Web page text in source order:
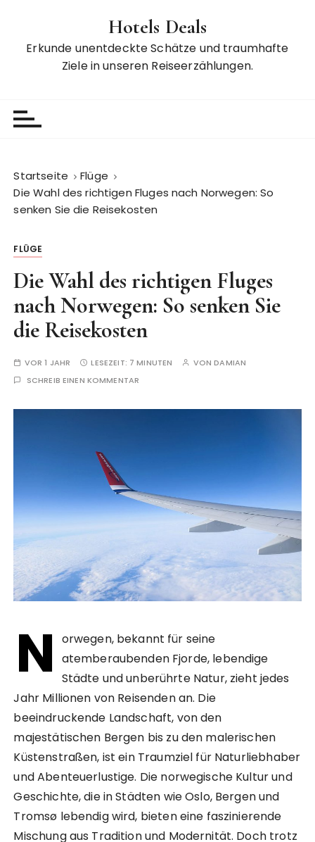
Hotels Deals
Erkunde unentdeckte Schätze und traumhafte
Ziele in unseren Reiseerzählungen.
Startseite
Flüge
Die Wahl des richtigen Fluges nach Norwegen: So
senken Sie die Reisekosten
FLÜGE
Die Wahl des richtigen Fluges
nach Norwegen: So senken Sie
die Reisekosten
VOR 1 JAHR LESEZEIT: 7 MINUTEN VONDAMIAN
SCHREIB EINEN KOMMENTAR
N
orwegen, bekannt für seine
atemberaubenden Fjorde, lebendige
Städte und unberührte Natur, zieht jedes
Jahr Millionen von Reisenden an. Die
beeindruckende Landschaft, von den
majestätischen Bergen bis zu den malerischen
Küstenstraßen, ist ein Traumziel für Naturliebhaber
und Abenteuerlustige. Die norwegische Kultur und
Geschichte, die in Städten wie Oslo, Bergen und
Tromsø lebendig wird, bieten eine faszinierende
Mischung aus Tradition und Modernität. Doch trotz